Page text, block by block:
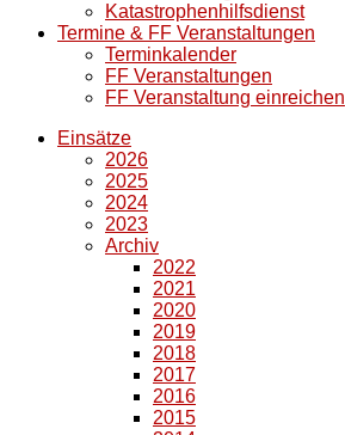
Katastrophenhilfsdienst
Termine & FF Veranstaltungen
Terminkalender
FF Veranstaltungen
FF Veranstaltung einreichen
Einsätze
2026
2025
2024
2023
Archiv
2022
2021
2020
2019
2018
2017
2016
2015